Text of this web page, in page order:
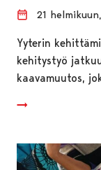
21
Yyterin
kehitystyö
kaavamuutos,